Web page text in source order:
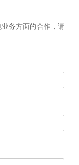
务方面的合作，请